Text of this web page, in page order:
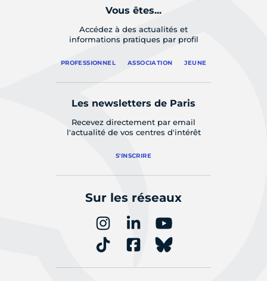
Vous êtes...
Accédez à des actualités et
informations pratiques par profil
PROFESSIONNEL ASSOCIATION JEUNE
Les newsletters de Paris
Recevez directement par email
l'actualité de vos centres d'intérêt
S'INSCRIRE
Sur les réseaux